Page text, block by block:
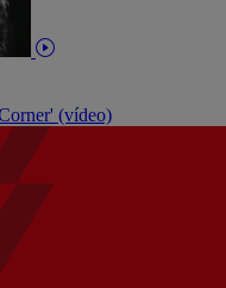
(vídeo)